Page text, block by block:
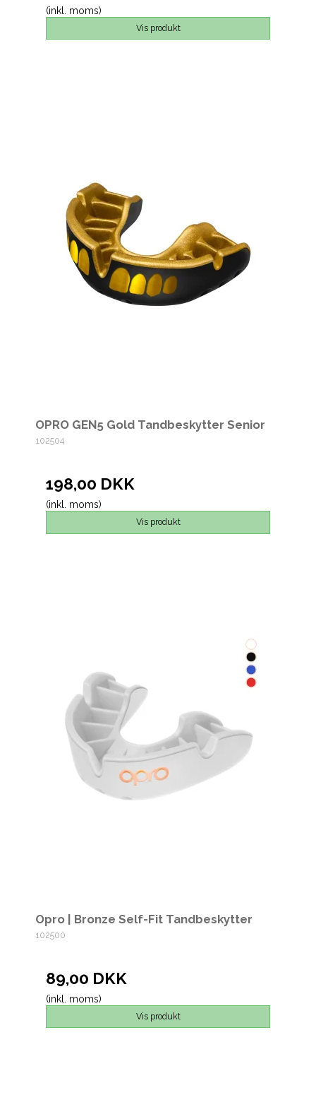
(inkl. moms)
Vis produkt
OPRO GEN5 Gold Tandbeskytter Senior
102504
198,00 DKK
(inkl. moms)
Vis produkt
Opro | Bronze Self-Fit Tandbeskytter
102500
89,00 DKK
(inkl. moms)
Vis produkt